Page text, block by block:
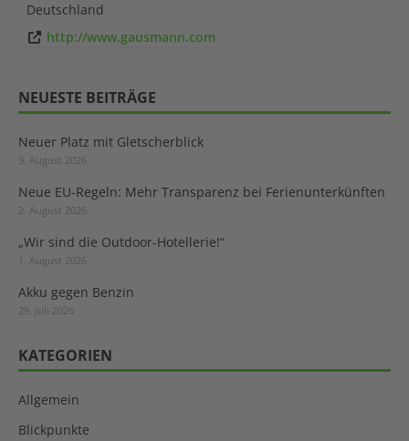
Deutschland
http://www.gausmann.com
NEUESTE BEITRÄGE
Neuer Platz mit Gletscherblick
3. August 2026
Neue EU-Regeln: Mehr Transparenz bei Ferienunterkünften
2. August 2026
„Wir sind die Outdoor-Hotellerie!“
1. August 2026
Akku gegen Benzin
29. Juli 2026
KATEGORIEN
Allgemein
Blickpunkte